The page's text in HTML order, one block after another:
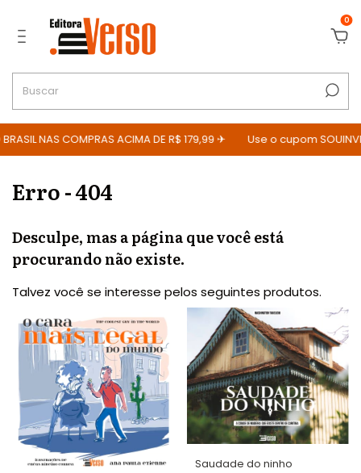
0
NAS COMPRAS ACIMA DE R$ 179,99 ✈ Use o cupom
Erro - 404
Desculpe, mas a página que você está
procurando não existe.
Talvez você se interesse pelos seguintes produtos.
Saudade do ninho